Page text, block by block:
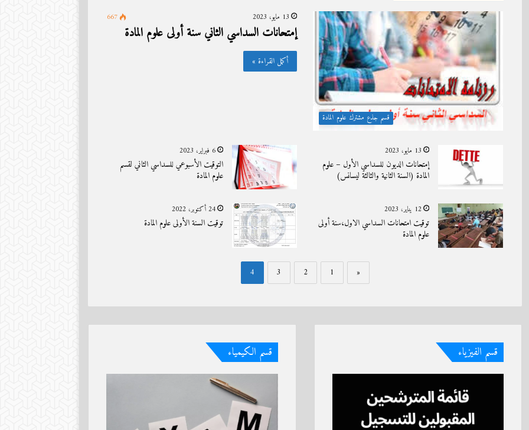
قسم جذع مشترك علوم المادة
13 مايو، 2023 667
إمتحانات السداسي الثاني سنة أولى علوم المادة
أكمل القراءة »
13 مايو، 2023
إمتحانات الدیون للسداسي الأول – علوم
المادة (السنة الثانية والثالثة ليسانس)
6 فبراير، 2023
التوقيت الأسبوعي للسداسي الثاني لقسم
علوم المادة
12 يناير، 2023
توقيت امتحانات السداسي الاول،سنة أولى
علوم المادة
24 أكتوبر، 2022
توقيت السنة الأولى علوم المادة
«
1
2
3
4
قسم الفيزياء قسم الكيمياء